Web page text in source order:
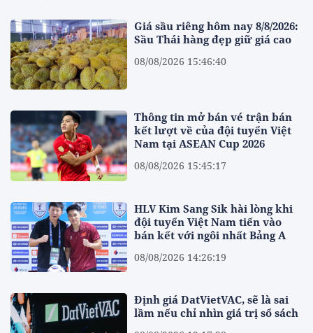
Giá sầu riêng hôm nay 8/8/2026:
Sầu Thái hàng đẹp giữ giá cao
08/08/2026 15:46:40
Thông tin mở bán vé trận bán
kết lượt về của đội tuyển Việt
Nam tại ASEAN Cup 2026
08/08/2026 15:45:17
HLV Kim Sang Sik hài lòng khi
đội tuyển Việt Nam tiến vào
bán kết với ngôi nhất Bảng A
08/08/2026 14:26:19
Định giá DatVietVAC, sẽ là sai
lầm nếu chỉ nhìn giá trị sổ sách